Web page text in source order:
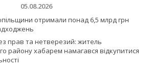
05.08.2026
отримали понад 6,5 млрд грн
прав та нетверезий: житель
району хабарем намагався відкупитися